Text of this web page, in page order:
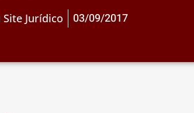
Jurídico 03/09/2017